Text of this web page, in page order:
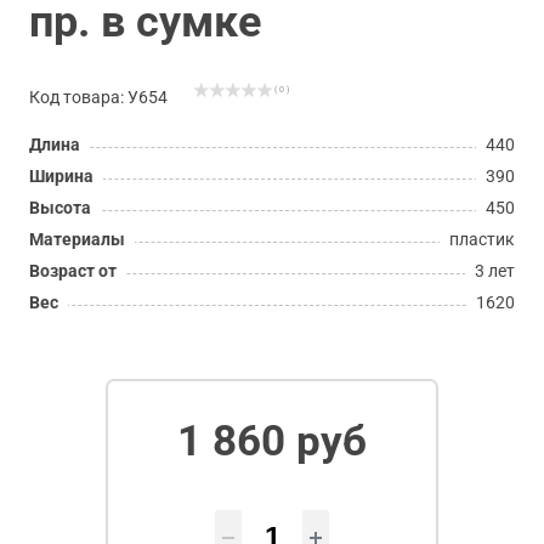
пр. в сумке
Код товара: У654 ( 0 )
Длина
440
Ширина
390
Высота
450
Материалы
пластик
Возраст от
3 лет
Вес
1620
1 860 руб